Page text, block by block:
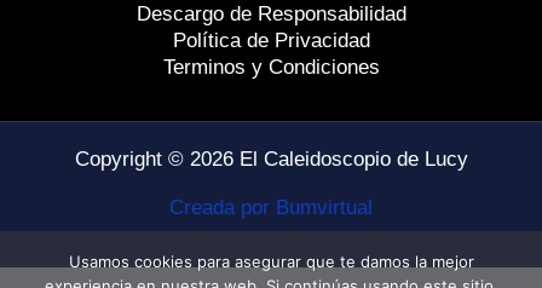
Descargo de Responsabilidad
Política de Privacidad
Terminos y Condiciones
Copyright © 2026 El Caleidoscopio de Lucy
Creada por Bumvirtual
Usamos cookies para asegurar que te damos la mejor